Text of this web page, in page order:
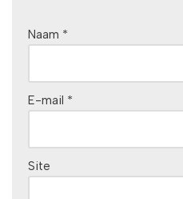
Naam *
E-mail *
Site